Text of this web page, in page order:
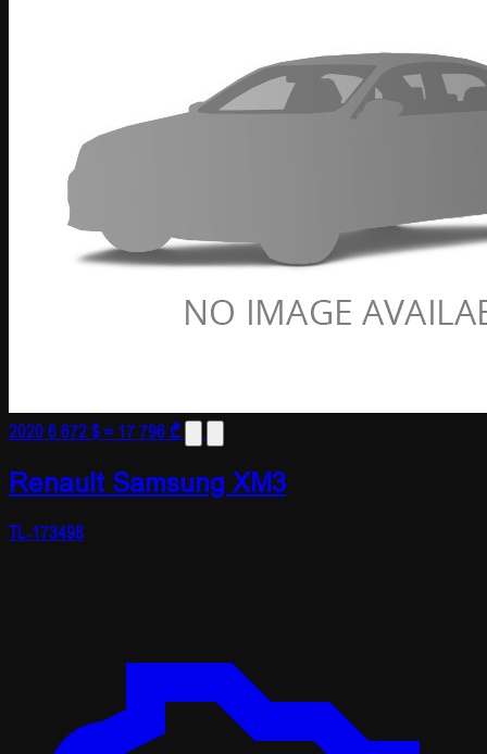
20206 672 $≈ 17 796 ₾
Renault Samsung XM3
TL-173498